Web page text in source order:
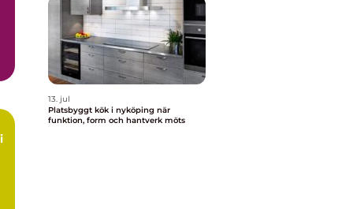
13. jul
Platsbyggt kök i nyköping när
funktion, form och hantverk möts